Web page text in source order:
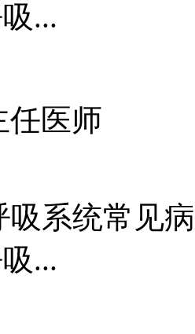
...
任医师
吸系统常见
...